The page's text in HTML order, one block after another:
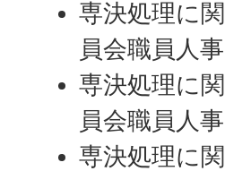
専決処理に
員会職員人
専決処理に
員会職員人
専決処理に